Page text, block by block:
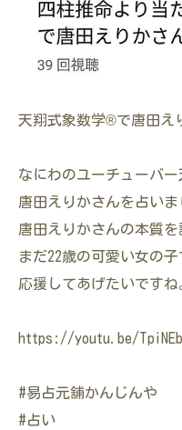
天翔式象数学®で唐田え
なにわのユーチューバー
唐田えりかさんを占いま
唐田えりかさんの本質を
まだ22歳の可愛い女の子
応援してあげたいですね
https://youtu.be/
#易占元舖かんじんや
#占い